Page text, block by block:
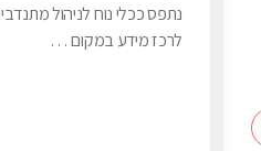
נתפס ככלי נוח לניהול
לרכז מידע במקום …